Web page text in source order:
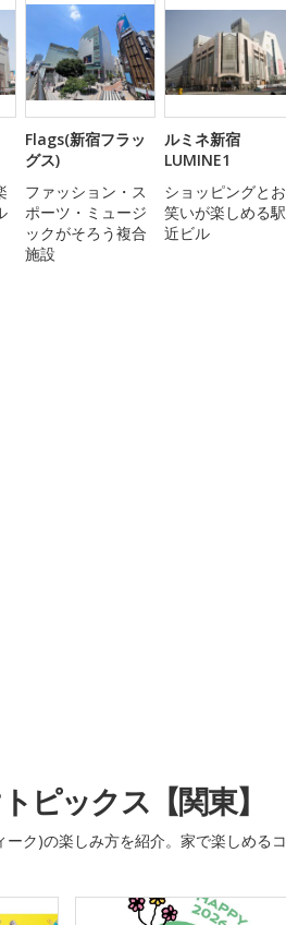
Flags(新宿フラッ
グス)
ファッション・ス
ポーツ・ミュージ
ックがそろう複合
施設
ルミネ新宿
LUMINE1
ショッピングとお
笑いが楽しめる駅
近ビル
ピックス【関東】
ク)の楽しみ方を紹介。家で楽しめるコ